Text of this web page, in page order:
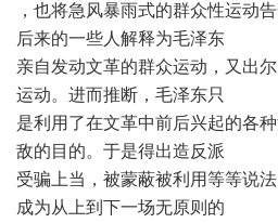
，也将急风暴雨式的群众性运动
后来的一些人解释为毛泽东
亲自发动文革的群众运动，又出
运动。进而推断，毛泽东只
是利用了在文革中前后兴起的各
敌的目的。于是得出造反派
受骗上当，被蒙蔽被利用等等说
成为从上到下一场无原则的